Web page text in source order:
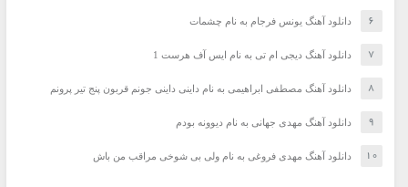
دانلود آهنگ یونس فرجام به نام چشمات
دانلود آهنگ دیجی ام تی به نام ایس آف هرست 1
دانلود آهنگ مصطفی ابراهیمی به نام داینی داینی جونم قربون پنج تیر پرونم
دانلود آهنگ مهدی جهانی به نام دیوونه بودم
دانلود آهنگ مهدی فروغی به نام ولی بی شوخی مراقب من باش